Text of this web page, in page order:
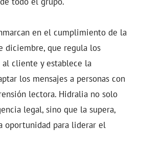
en el cumplimiento de la
diciembre, que regula los
cliente y establece la
los mensajes a personas con
lectora. Hidralia no solo
legal, sino que la supera,
oportunidad para liderar el